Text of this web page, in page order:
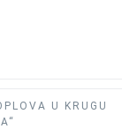
U KRUGU